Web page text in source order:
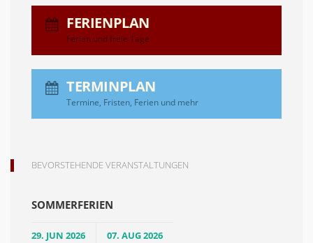
FERIENPLAN
Ferien und freie Tage
TERMINPLAN
Termine, Fristen, Ferien und mehr
BEVORSTEHENDE VERANSTALTUNGEN
SOMMERFERIEN
29. JUN 2026 07. AUG 2026